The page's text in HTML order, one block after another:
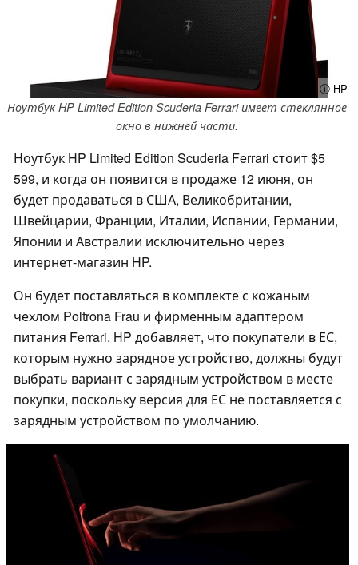
ⓘ HP
Ноутбук HP Limited Edition Scuderia Ferrari имеет стеклянное
окно в нижней части.
Ноутбук HP Limited Edition Scuderia Ferrari стоит $5
599, и когда он появится в продаже 12 июня, он
будет продаваться в США, Великобритании,
Швейцарии, Франции, Италии, Испании, Германии,
Японии и Австралии исключительно через
интернет-магазин HP.
Он будет поставляться в комплекте с кожаным
чехлом Poltrona Frau и фирменным адаптером
питания Ferrari. HP добавляет, что покупатели в ЕС,
которым нужно зарядное устройство, должны будут
выбрать вариант с зарядным устройством в месте
покупки, поскольку версия для ЕС не поставляется с
зарядным устройством по умолчанию.